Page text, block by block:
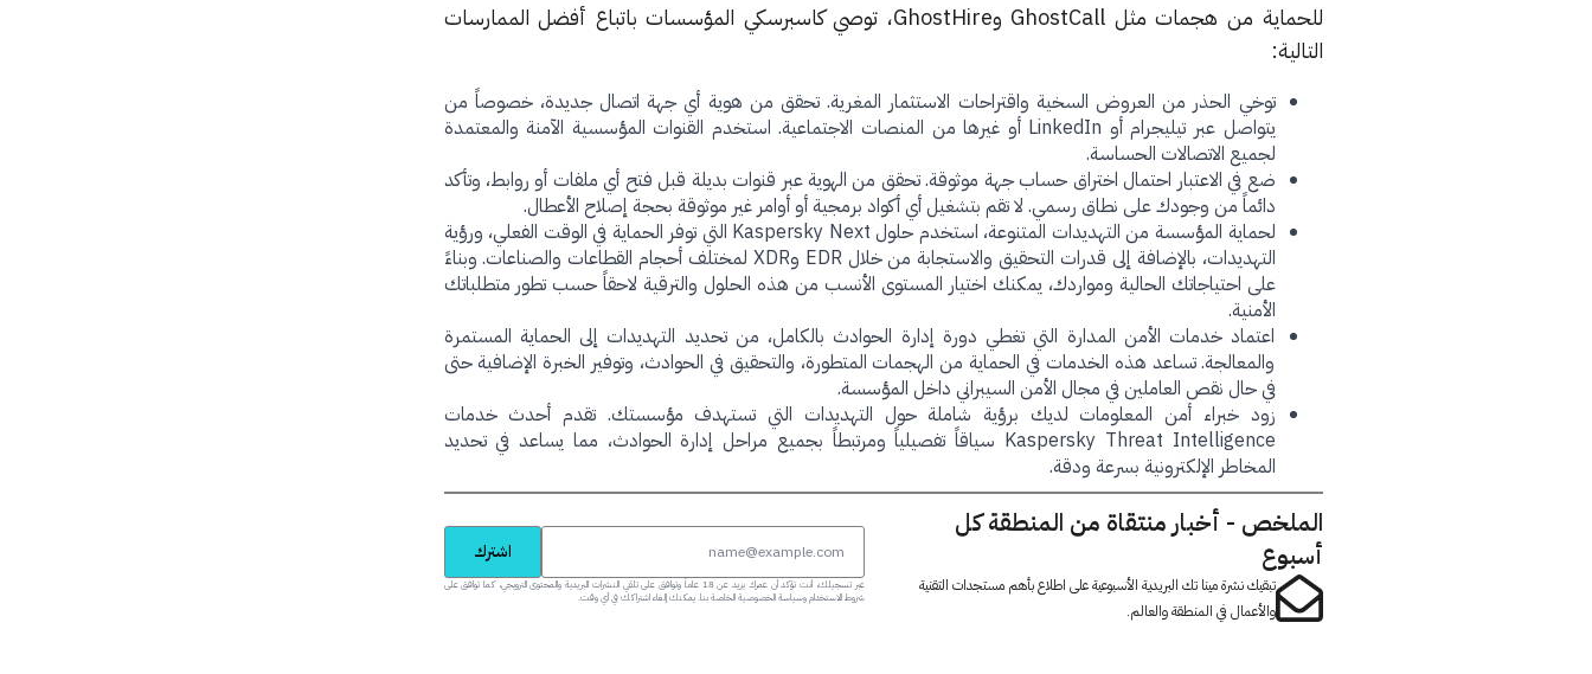
للحماية من هجمات مثل GhostCall وGhostHire، توصي كاسبرسكي المؤسسات باتباع أفضل الممارسات
التالية:
توخي الحذر من العروض السخية واقتراحات الاستثمار المغرية. تحقق من هوية أي جهة اتصال جديدة، خصوصاً من
يتواصل عبر تيليجرام أو LinkedIn أو غيرها من المنصات الاجتماعية. استخدم القنوات المؤسسية الآمنة والمعتمدة
لجميع الاتصالات الحساسة.
ضع في الاعتبار احتمال اختراق حساب جهة موثوقة. تحقق من الهوية عبر قنوات بديلة قبل فتح أي ملفات أو روابط، وتأكد
دائماً من وجودك على نطاق رسمي. لا تقم بتشغيل أي أكواد برمجية أو أوامر غير موثوقة بحجة إصلاح الأعطال.
لحماية المؤسسة من التهديدات المتنوعة، استخدم حلول Kaspersky Next التي توفر الحماية في الوقت الفعلي، ورؤية
التهديدات، بالإضافة إلى قدرات التحقيق والاستجابة من خلال EDR وXDR لمختلف أحجام القطاعات والصناعات. وبناءً
على احتياجاتك الحالية ومواردك، يمكنك اختيار المستوى الأنسب من هذه الحلول والترقية لاحقاً حسب تطور متطلباتك
الأمنية.
اعتماد خدمات الأمن المدارة التي تغطي دورة إدارة الحوادث بالكامل، من تحديد التهديدات إلى الحماية المستمرة
والمعالجة. تساعد هذه الخدمات في الحماية من الهجمات المتطورة، والتحقيق في الحوادث، وتوفير الخبرة الإضافية حتى
في حال نقص العاملين في مجال الأمن السيبراني داخل المؤسسة.
زود خبراء أمن المعلومات لديك برؤية شاملة حول التهديدات التي تستهدف مؤسستك. تقدم أحدث خدمات
Kaspersky Threat Intelligence سياقاً تفصيلياً ومرتبطاً بجميع مراحل إدارة الحوادث، مما يساعد في تحديد
المخاطر الإلكترونية بسرعة ودقة.
الملخص - أخبار منتقاة من المنطقة كل
أسبوع
تبقيك نشرة مينا تك البريدية الأسبوعية على اطلاع بأهم مستجدات التقنية
والأعمال في المنطقة والعالم.
اشترك
عبر تسجيلك، أنت تؤكد أن عمرك يزيد عن 18 عاماً وتوافق على تلقي النشرات البريدية والمحتوى الترويجي، كما توافق على
شروط الاستخدام وسياسة الخصوصية الخاصة بنا. يمكنك إلغاء اشتراكك في أي وقت.